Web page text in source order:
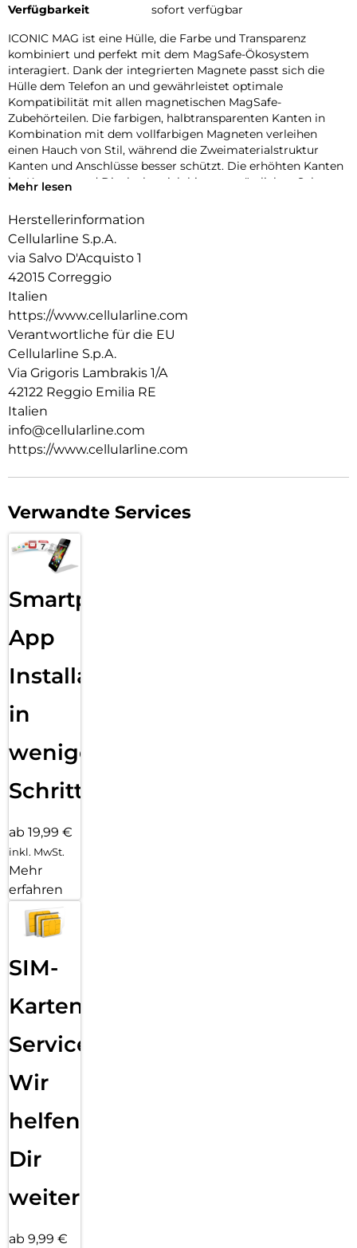
Verfügbarkeit
sofort verfügbar
ICONIC MAG ist eine Hülle, die Farbe und Transparenz
kombiniert und perfekt mit dem MagSafe-Ökosystem
interagiert. Dank der integrierten Magnete passt sich die
Hülle dem Telefon an und gewährleistet optimale
Kompatibilität mit allen magnetischen MagSafe-
Zubehörteilen. Die farbigen, halbtransparenten Kanten in
Kombination mit dem vollfarbigen Magneten verleihen
einen Hauch von Stil, während die Zweimaterialstruktur
Kanten und Anschlüsse besser schützt. Die erhöhten Kanten
im Kamera- und Displaybereich bieten zusätzlichen Schutz
geschützt und immer einsatzbereit mit dem MagSafe-
Mehr lesen
Herstellerinformation
Cellularline S.p.A.
via Salvo D'Acquisto 1
42015 Correggio
Italien
https://www.cellularline.com
Verantwortliche für die EU
Cellularline S.p.A.
Via Grigoris Lambrakis 1/A
42122 Reggio Emilia RE
Italien
info@cellularline.com
https://www.cellularline.com
Verwandte Services
Smartphone
App
Installation
in
wenigen
Schritten
ab 19,99 €
inkl. MwSt.
Mehr
erfahren
SIM-
Karten
Service:
Wir
helfen
Dir
weiter
ab 9,99 €